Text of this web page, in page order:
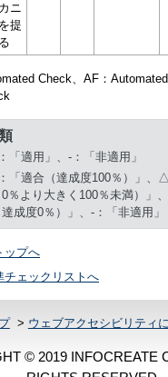
ニ
提
Check、AF：
「適用」、-：「非適用」
「適合（達成度100％）」、
0％より大きく100％未満）」
達成度0％）」、-：「非適用」
ップへ
チェックリストへ
> ウェブアクセシビリティ
© 2019 INFOCREATE